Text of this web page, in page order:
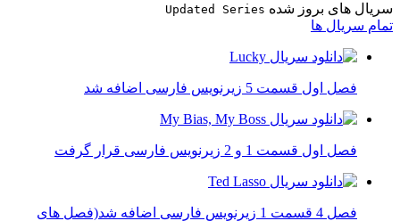
سریال های بروز شده Updated Series
تمام سریال ها
فصل اول قسمت 5 زیرنویس فارسی اضافه شد
فصل اول قسمت 1 و 2 زیرنویس فارسی قرار گرفت
فصل 4 قسمت 1 زیرنویس فارسی اضافه شد(فصل های